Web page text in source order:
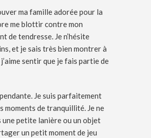
ma famille adorée pour la
me blottir contre mon
de tendresse. Je n’hésite
et je sais très bien montrer à
sentir que je fais partie de
Je suis parfaitement
moments de tranquillité. Je ne
une petite lanière ou un objet
un petit moment de jeu